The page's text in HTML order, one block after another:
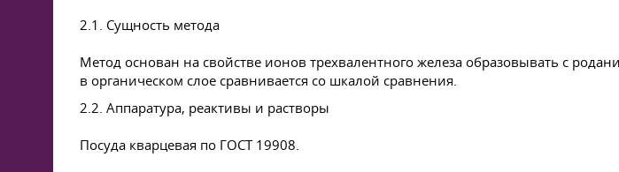
2.1. Сущность метода
Метод основан на свойстве ионов трехвалентного железа образовывать с
в органическом слое сравнивается со шкалой сравнения.
2.2. Аппаратура, реактивы и растворы
Посуда кварцевая по ГОСТ 19908.